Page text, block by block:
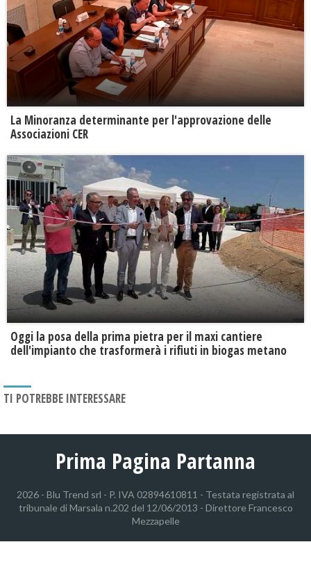
La Minoranza determinante per l'approvazione delle
Associazioni CER
Oggi la posa della prima pietra per il maxi cantiere
dell'impianto che trasformerà i rifiuti in biogas metano
TI POTREBBE INTERESSARE
Prima Pagina Partanna
2026 - Blu Trend srl - P. IVA 02894610811 - Testata registrata al
tribunale di Marsala n.202 del 12/06/2013 - Direttore Francesco
Mezzapelle